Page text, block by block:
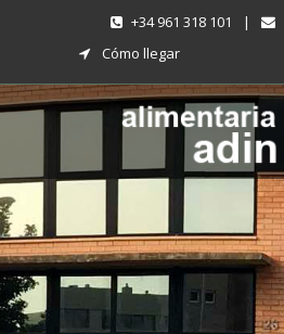
+34 961 318 101 |
Cómo llegar